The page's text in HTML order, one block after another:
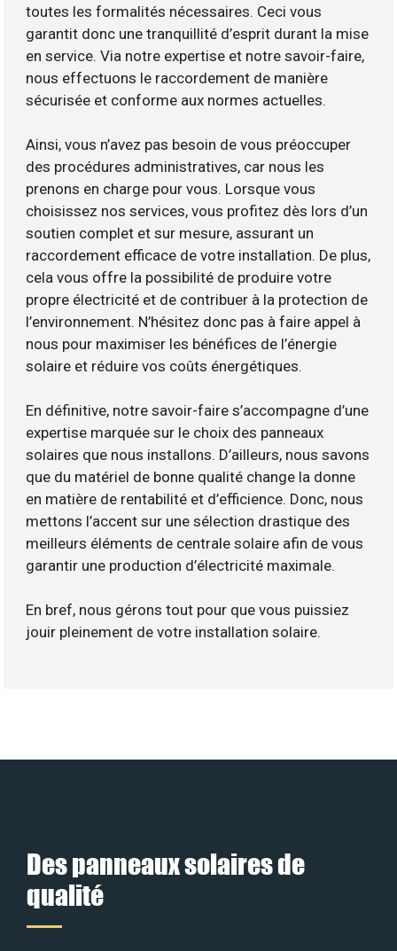
toutes les formalités nécessaires. Ceci vous
garantit donc une tranquillité d’esprit durant la mise
en service. Via notre expertise et notre savoir-faire,
nous effectuons le raccordement de manière
sécurisée et conforme aux normes actuelles.
Ainsi, vous n’avez pas besoin de vous préoccuper
des procédures administratives, car nous les
prenons en charge pour vous. Lorsque vous
choisissez nos services, vous profitez dès lors d’un
soutien complet et sur mesure, assurant un
raccordement efficace de votre installation. De plus,
cela vous offre la possibilité de produire votre
propre électricité et de contribuer à la protection de
l’environnement. N’hésitez donc pas à faire appel à
nous pour maximiser les bénéfices de l’énergie
solaire et réduire vos coûts énergétiques.
En définitive, notre savoir-faire s’accompagne d’une
expertise marquée sur le choix des panneaux
solaires que nous installons. D’ailleurs, nous savons
que du matériel de bonne qualité change la donne
en matière de rentabilité et d’efficience. Donc, nous
mettons l’accent sur une sélection drastique des
meilleurs éléments de centrale solaire afin de vous
garantir une production d’électricité maximale.
En bref, nous gérons tout pour que vous puissiez
jouir pleinement de votre installation solaire.
Des panneaux solaires de
qualité